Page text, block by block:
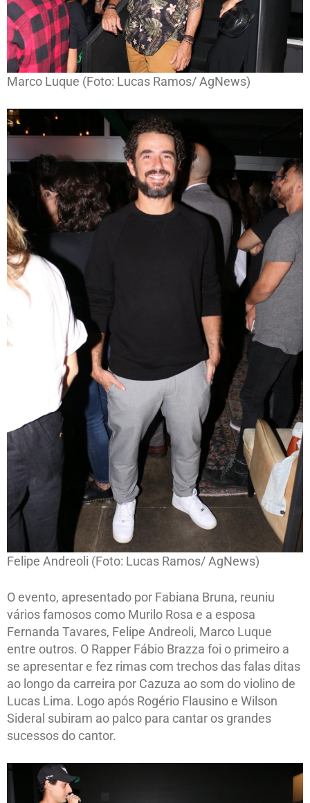
Marco Luque (Foto: Lucas Ramos/ AgNews)
Felipe Andreoli (Foto: Lucas Ramos/ AgNews)
O evento, apresentado por Fabiana Bruna, reuniu
vários famosos como Murilo Rosa e a esposa
Fernanda Tavares, Felipe Andreoli, Marco Luque
entre outros. O Rapper Fábio Brazza foi o primeiro a
se apresentar e fez rimas com trechos das falas ditas
ao longo da carreira por Cazuza ao som do violino de
Lucas Lima. Logo após Rogério Flausino e Wilson
Sideral subiram ao palco para cantar os grandes
sucessos do cantor.